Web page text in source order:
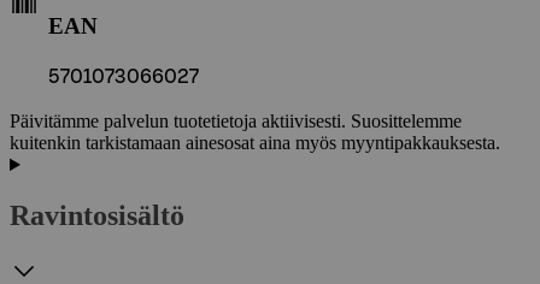
EAN
5701073066027
Päivitämme palvelun tuotetietoja aktiivisesti. Suosittelemme
kuitenkin tarkistamaan ainesosat aina myös myyntipakkauksesta.
Ravintosisältö